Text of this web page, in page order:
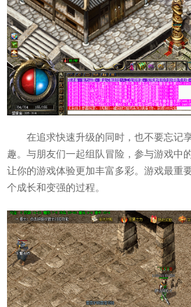
在追求快速升级的同时，也不要忘记
趣。与朋友们一起组队冒险，参与游戏中
让你的游戏体验更加丰富多彩。游戏最重
个成长和变强的过程。